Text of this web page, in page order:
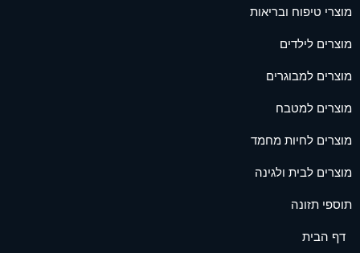
מוצרי טיפוח ובריאות
מוצרים לילדים
מוצרים למבוגרים
מוצרים למטבח
מוצרים לחיות מחמד
מוצרים לבית ולגינה
תוספי תזונה
דף הבית